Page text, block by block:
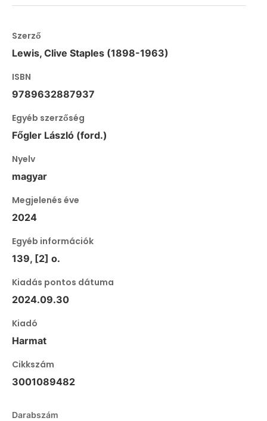
Szerző
Lewis, Clive Staples (1898-1963)
ISBN
9789632887937
Egyéb szerzőség
Főgler László (ford.)
Nyelv
magyar
Megjelenés éve
2024
Egyéb információk
139, [2] o.
Kiadás pontos dátuma
2024.09.30
Kiadó
Harmat
Cikkszám
3001089482
Darabszám